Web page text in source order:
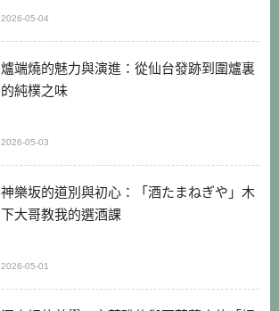
2026-05-04
爐端燒的魅力與演進：從仙台發跡到圍爐裏
的純樸之味
2026-05-03
神樂坂的道別與初心：「酒たまねぎや」木
下大哥教我的選酒課
2026-05-01